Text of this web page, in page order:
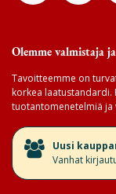
Olemme valmistaja
Tavoitteemme on
korkea laatustandardi.
tuotantomenetelmiä ja
​Uusi
Vanhat